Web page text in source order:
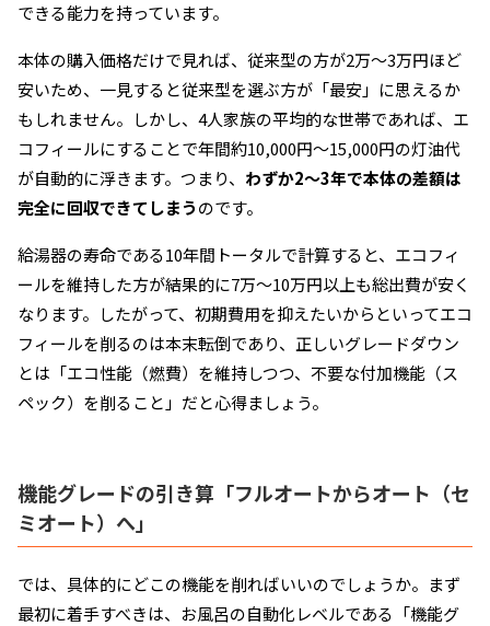
できる能力を持っています。
本体の購入価格だけで見れば、従来型の方が2万〜3万円ほど
安いため、一見すると従来型を選ぶ方が「最安」に思えるか
もしれません。しかし、4人家族の平均的な世帯であれば、エ
コフィールにすることで年間約10,000円〜15,000円の灯油代
が自動的に浮きます。つまり、 わずか2〜3年で本体の差額は
完全に回収できてしまうのです。
給湯器の寿命である10年間トータルで計算すると、エコフィ
ールを維持した方が結果的に7万〜10万円以上も総出費が安く
なります。したがって、初期費用を抑えたいからといってエコ
フィールを削るのは本末転倒であり、正しいグレードダウン
とは「エコ性能（燃費）を維持しつつ、不要な付加機能（ス
ペック）を削ること」だと心得ましょう。
機能グレードの引き算「フルオートからオート（セ
ミオート）へ」
では、具体的にどこの機能を削ればいいのでしょうか。まず
最初に着手すべきは、お風呂の自動化レベルである「機能グ